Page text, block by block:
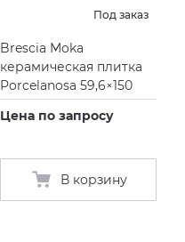
Под заказ
Brescia Moka
керамическая плитка
Porcelanosa 59,6×150
Цена по запросу
В корзину